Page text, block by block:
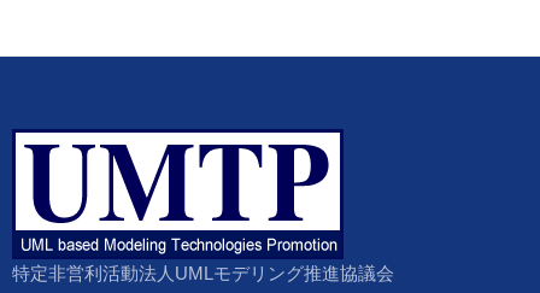
特定非営利活動法人UMLモデリング推進協議会